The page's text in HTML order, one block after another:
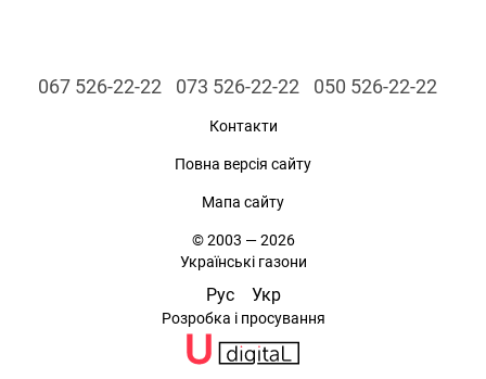
067 526-22-22 073 526-22-22 050 526-22-22
Контакти
Повна версія сайту
Мапа сайту
© 2003 — 2026
Українські газони
Рус Укр
Розробка і просування